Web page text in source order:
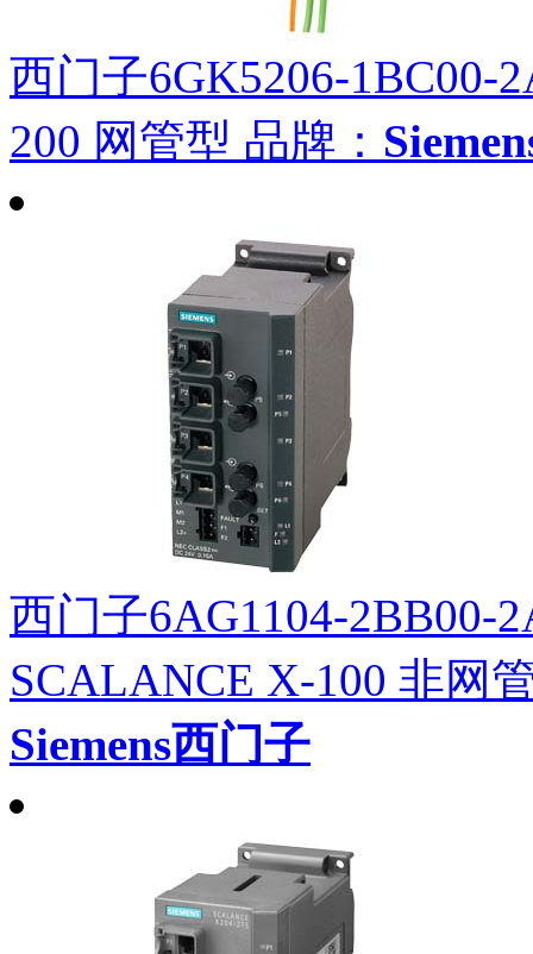
西门子6GK5206-1BC00-
200 网管型 品牌：
西门子6AG1104-2BB00-
SCALANCE X-100 非网
Siemens西门子